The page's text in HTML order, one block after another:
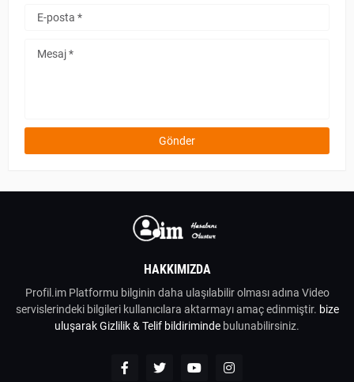
HAKKIMIZDA
Profil.im Platformu bilginin daha ulaşılabilir olması adına Video
servislerindeki bilgileri kullanıcılara aktarmayı amaç edinmiştir. bize
uluşarakGizlilik & Telif bildiriminde bulunabilirsiniz.